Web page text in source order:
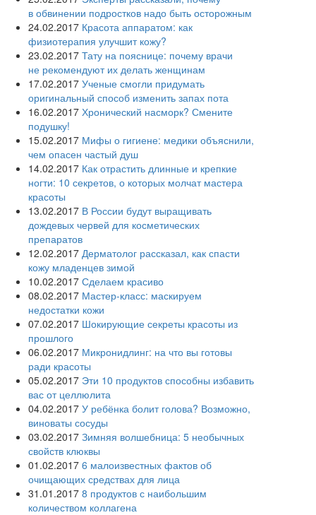
в обвинении подростков надо быть осторожным
24.02.2017 Красота аппаратом: как
физиотерапия улучшит кожу?
23.02.2017 Тату на пояснице: почему врачи
не рекомендуют их делать женщинам
17.02.2017 Ученые смогли придумать
оригинальный способ изменить запах пота
16.02.2017 Хронический насморк? Смените
подушку!
15.02.2017 Мифы о гигиене: медики объяснили,
чем опасен частый душ
14.02.2017 Как отрастить длинные и крепкие
ногти: 10 секретов, о которых молчат мастера
красоты
13.02.2017 В России будут выращивать
дождевых червей для косметических
препаратов
12.02.2017 Дерматолог рассказал, как спасти
кожу младенцев зимой
10.02.2017 Сделаем красиво
08.02.2017 Мастер-класс: маскируем
недостатки кожи
07.02.2017 Шокирующие секреты красоты из
прошлого
06.02.2017 Микронидлинг: на что вы готовы
ради красоты
05.02.2017 Эти 10 продуктов способны избавить
вас от целлюлита
04.02.2017 У ребёнка болит голова? Возможно,
виноваты сосуды
03.02.2017 Зимняя волшебница: 5 необычных
свойств клюквы
01.02.2017 6 малоизвестных фактов об
очищающих средствах для лица
31.01.2017 8 продуктов с наибольшим
количеством коллагена